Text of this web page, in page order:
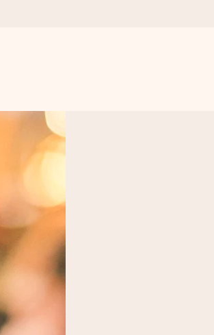
moment, wanneer het het meeste betekent.
met alle aandacht voor het moment.